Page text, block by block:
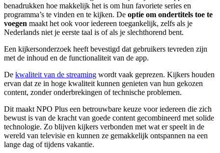
benadrukken hoe makkelijk het is om hun favoriete series en
programma’s te vinden en te kijken. De optie om ondertitels toe te
voegen maakt het ook voor iedereen toegankelijk, zelfs als je
Nederlands niet je eerste taal is of als je slechthorend bent.
Een kijkersonderzoek heeft bevestigd dat gebruikers tevreden zijn
met de inhoud en de functionaliteit van de app.
De kwaliteit van de streaming wordt vaak geprezen. Kijkers houden
ervan dat ze in hoge kwaliteit kunnen genieten van hun gekozen
content, zonder onderbrekingen of technische problemen.
Dit maakt NPO Plus een betrouwbare keuze voor iedereen die zich
bewust is van de kracht van goede content gecombineerd met solide
technologie. Zo blijven kijkers verbonden met wat er speelt in de
wereld van televisie en kunnen ze gemakkelijk ontspannen na een
lange dag of tijdens vakantie.